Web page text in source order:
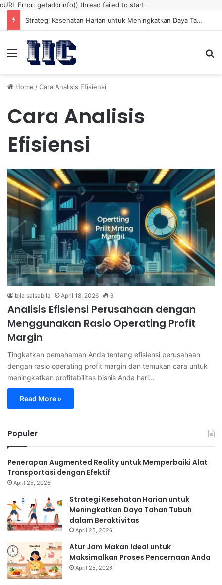
cURL Error: getaddrinfo() thread failed to start
Strategi Kesehatan Harian untuk Meningkatkan Daya Tahan Tubuh dalam Beraktivitas
Menu
Home /Cara Analisis Efisiensi
Cara Analisis
Efisiensi
bila salsabila April 18, 2026 6
Analisis Efisiensi Perusahaan dengan
Menggunakan Rasio Operating Profit
Margin
Tingkatkan pemahaman Anda tentang efisiensi perusahaan
dengan rasio operating profit margin dan temukan cara untuk
meningkatkan profitabilitas bisnis Anda hari…
Read More »
Populer
Penerapan Augmented Reality untuk Memperbaiki Alat
Transportasi dengan Efektif
April 25, 2026
Strategi Kesehatan Harian untuk
Meningkatkan Daya Tahan Tubuh
dalam Beraktivitas
April 25, 2026
Atur Jam Makan Ideal untuk
Maksimalkan Proses Pencernaan Anda
April 25, 2026